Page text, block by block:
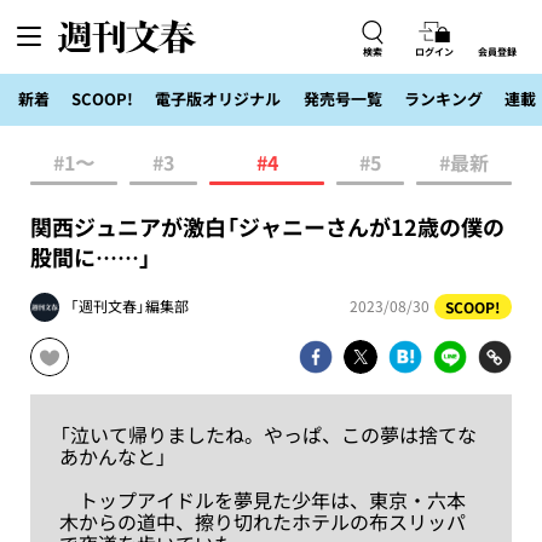
検索 ログイン 会員登録
新着 SCOOP! 電子版オリジナル 発売号一覧 ランキング 連載
#1〜 #3 #4 #5 #最新
関西ジュニアが激白「ジャニーさんが12歳の僕の
股間に……」
「週刊文春」編集部 2023/08/30 SCOOP!
「泣いて帰りましたね。やっぱ、この夢は捨てな
あかんなと」
トップアイドルを夢見た少年は、東京・六本
木からの道中、擦り切れたホテルの布スリッパ